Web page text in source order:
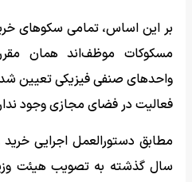
بر این اساس، تمامی سکوهای
مسکوکات موظف‌اند همان
واحدهای صنفی فیزیکی تعیین
فعالیت در فضای مجازی وجود
مطابق دستورالعمل اجرایی
سال گذشته به تصویب هیئت